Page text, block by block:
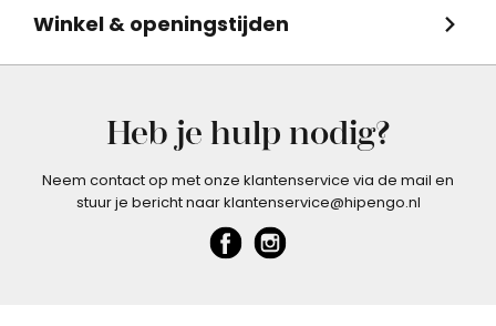
Winkel & openingstijden
Heb je hulp nodig?
Neem contact op met onze klantenservice via de mail en
stuur je bericht naar klantenservice@hipengo.nl